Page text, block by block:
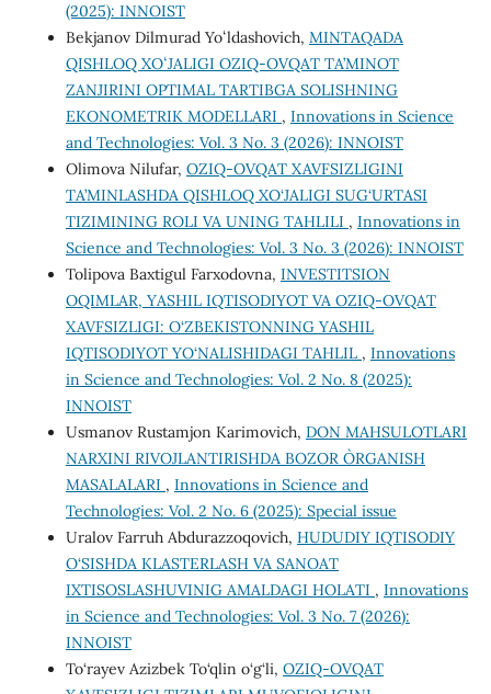
(2025): INNOIST
Bekjanov Dilmurad Yoʻldashovich, MINTAQADA
QISHLOQ XOʻJALIGI OZIQ-OVQAT TA’MINOT
ZANJIRINI OPTIMAL TARTIBGA SOLISHNING
EKONOMETRIK MODELLARI , Innovations in Science
and Technologies: Vol. 3 No. 3 (2026): INNOIST
Olimova Nilufar, OZIQ-OVQAT XAVFSIZLIGINI
TA’MINLASHDA QISHLOQ XO‘JALIGI SUG‘URTASI
TIZIMINING ROLI VA UNING TAHLILI , Innovations in
Science and Technologies: Vol. 3 No. 3 (2026): INNOIST
Tolipova Baxtigul Farxodovna, INVESTITSION
OQIMLAR, YASHIL IQTISODIYOT VA OZIQ-OVQAT
XAVFSIZLIGI: O‘ZBEKISTONNING YASHIL
IQTISODIYOT YO‘NALISHIDAGI TAHLIL , Innovations
in Science and Technologies: Vol. 2 No. 8 (2025):
INNOIST
Usmanov Rustamjon Karimovich, DON MAHSULOTLARI
NARXINI RIVOJLANTIRISHDA BOZOR O`RGANISH
MASALALARI , Innovations in Science and
Technologies: Vol. 2 No. 6 (2025): Special issue
Uralov Farruh Abdurazzoqovich, HUDUDIY IQTISODIY
O‘SISHDA KLASTERLASH VA SANOAT
IXTISOSLASHUVINIG AMALDAGI HOLATI , Innovations
in Science and Technologies: Vol. 3 No. 7 (2026):
INNOIST
To‘rayev Azizbek To‘qlin o‘g‘li, OZIQ-OVQAT